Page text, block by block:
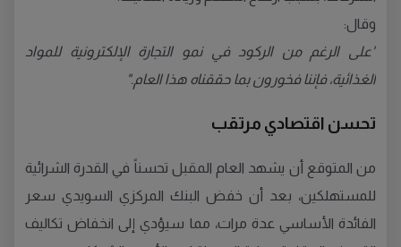
وقال:
"على الرغم من الركود في نمو التجارة الإلكترونية للمواد
الغذائية، فإننا فخورون بما حققناه هذا العام."
تحسن اقتصادي مرتقب
من المتوقع أن يشهد العام المقبل تحسناً في القدرة الشرائية
للمستهلكين، بعد أن خفض البنك المركزي السويدي سعر
الفائدة الأساسي عدة مرات، مما سيؤدي إلى انخفاض تكاليف